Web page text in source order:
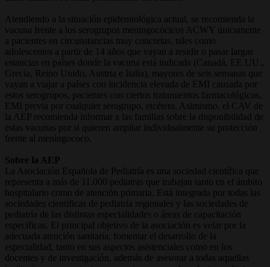
Atendiendo a la situación epidemiológica actual, se recomienda la
vacuna frente a los serogrupos meningocócicos ACWY únicamente
a pacientes en circunstancias muy concretas, tales como
adolescentes a partir de 14 años que vayan a residir o pasar largas
estancias en países donde la vacuna está indicada (Canadá, EE.UU.,
Grecia, Reino Unido, Austria e Italia), mayores de seis semanas que
vayan a viajar a países con incidencia elevada de EMI causada por
estos serogrupos, pacientes con ciertos tratamientos farmacológicos,
EMI previa por cualquier serogrupo, etcétera. Asimismo, el CAV de
la AEP recomienda informar a las familias sobre la disponibilidad de
estas vacunas por si quieren ampliar individualmente su protección
frente al meningococo.
Sobre la AEP
La Asociación Española de Pediatría es una sociedad científica que
representa a más de 11.000 pediatras que trabajan tanto en el ámbito
hospitalario como de atención primaria. Está integrada por todas las
sociedades científicas de pediatría regionales y las sociedades de
pediatría de las distintas especialidades o áreas de capacitación
específicas. El principal objetivo de la asociación es velar por la
adecuada atención sanitaria, fomentar el desarrollo de la
especialidad, tanto en sus aspectos asistenciales como en los
docentes y de investigación, además de asesorar a todas aquellas